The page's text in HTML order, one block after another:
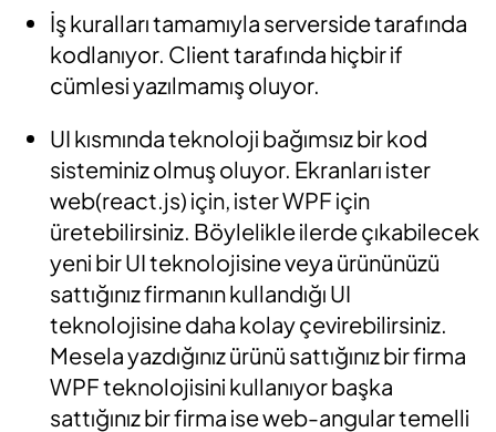
İş kuralları tamamıyla serverside tarafında
kodlanıyor. Client tarafında hiçbir if
cümlesi yazılmamış oluyor.
UI kısmında teknoloji bağımsız bir kod
sisteminiz olmuş oluyor. Ekranları ister
web(react.js) için, ister WPF için
üretebilirsiniz. Böylelikle ilerde çıkabilecek
yeni bir UI teknolojisine veya ürününüzü
sattığınız firmanın kullandığı UI
teknolojisine daha kolay çevirebilirsiniz.
Mesela yazdığınız ürünü sattığınız bir firma
WPF teknolojisini kullanıyor başka
sattığınız bir firma ise web-angular temelli